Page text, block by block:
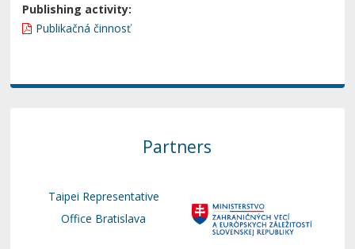
Publishing activity:
Publikačná činnosť
Partners
Taipei Representative
Office Bratislava